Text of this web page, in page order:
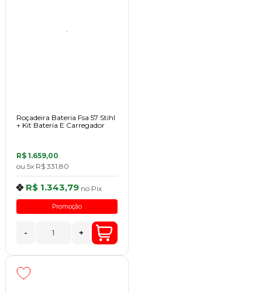
Roçadeira Bateria Fsa 57 Stihl
+ Kit Bateria E Carregador
R$ 1.659,00
ou 5x R$ 331,80
R$ 1.343,79 no Pix
Promoção
- +